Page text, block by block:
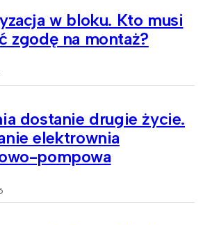
w bloku. Kto musi
zgodę na montaż?
dostanie drugie życie.
elektrownia
pompowa